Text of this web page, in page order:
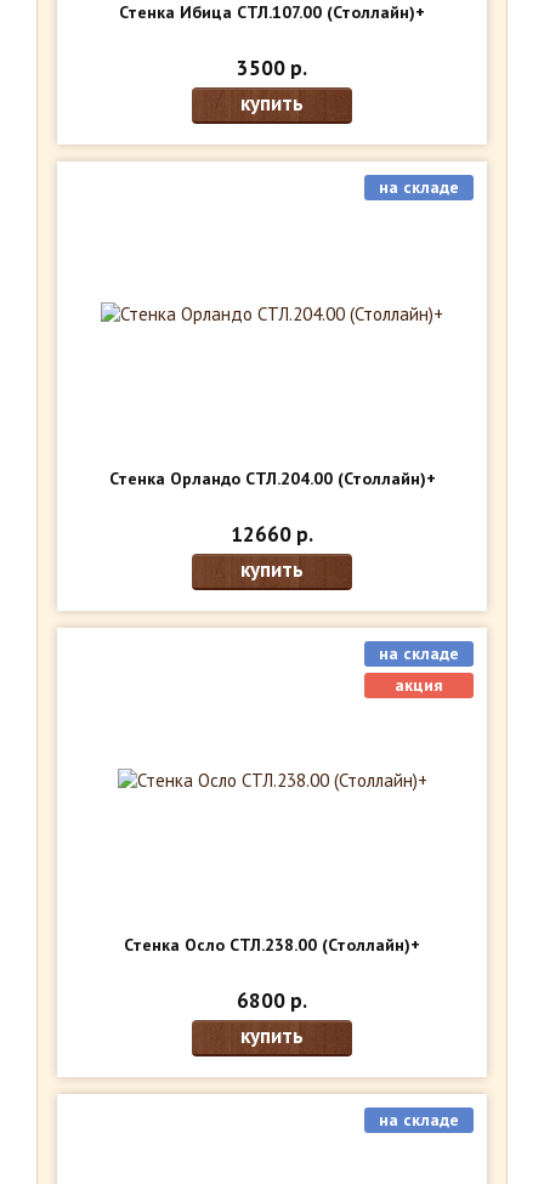
Стенка Ибица СТЛ.107.00 (Столлайн)+
3500 р.
купить
Стенка Орландо СТЛ.204.00 (Столлайн)+
на складе
12660 р.
купить
Стенка Осло СТЛ.238.00 (Столлайн)+
на складе
акция
6800 р.
купить
на складе